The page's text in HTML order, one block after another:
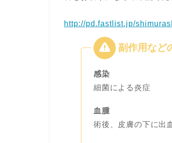
http://pd.fastlist.jp/
感染
細菌による炎症
血腫
術後、皮膚の下に出